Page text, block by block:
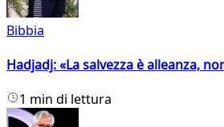
Bibbia
Hadjadj: «La salvezza è alleanza,
1 min di lettura